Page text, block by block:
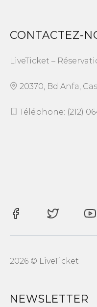
CONTACTEZ-
LiveTicket –
20370, Bd Anfa,
Téléphone: (212)
2026 © LiveTicket
NEWSLETTER